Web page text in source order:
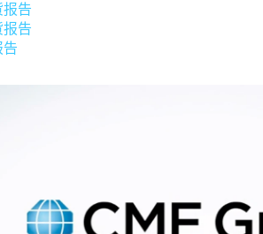
报告
报告
告